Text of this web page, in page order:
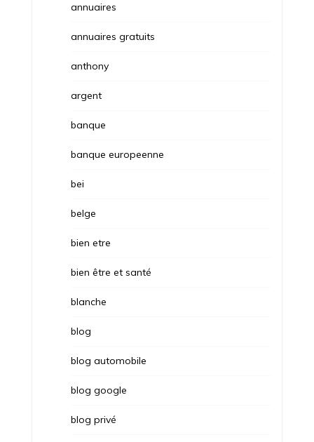
annuaires
annuaires gratuits
anthony
argent
banque
banque europeenne
bei
belge
bien etre
bien être et santé
blanche
blog
blog automobile
blog google
blog privé